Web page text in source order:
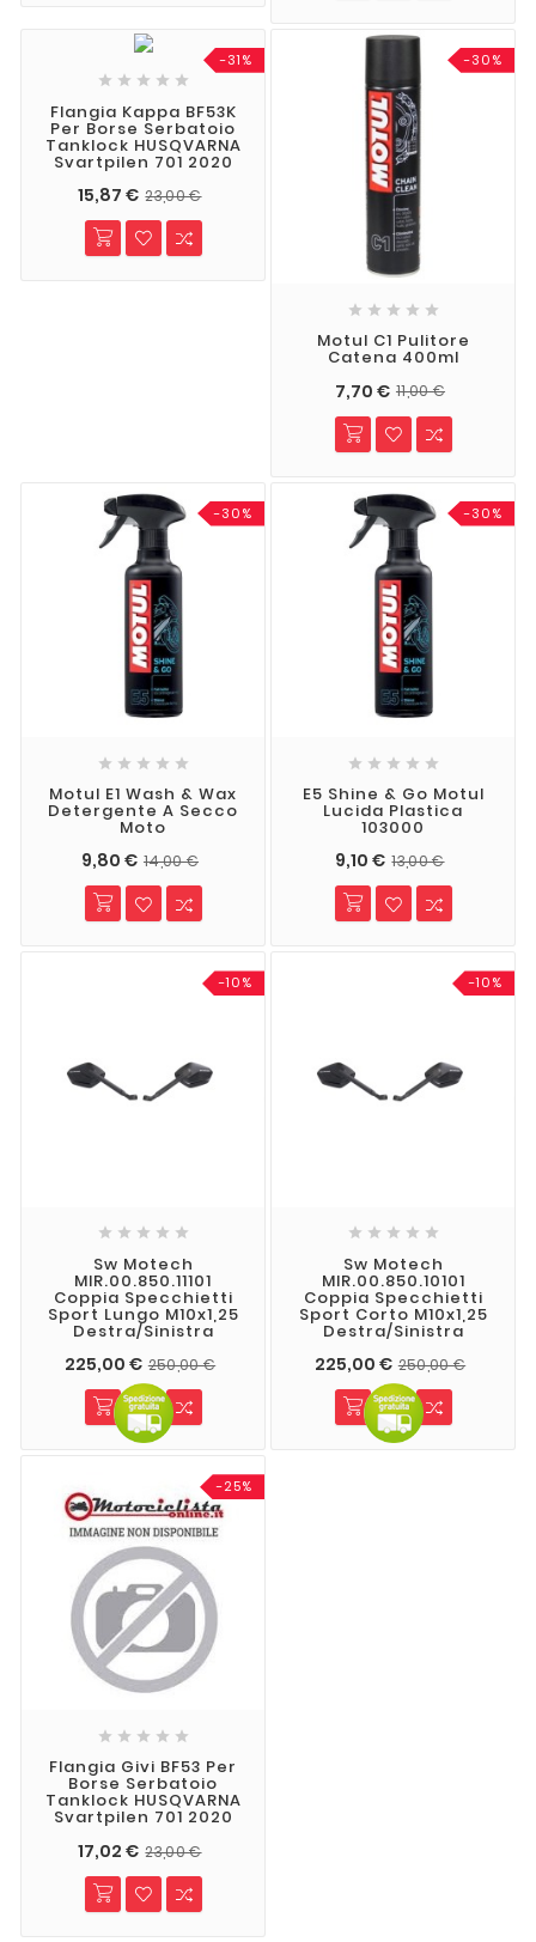
-31%
    
Flangia Kappa BF53K
Per Borse Serbatoio
Tanklock HUSQVARNA
Svartpilen 701 2020
15,87 € 23,00 €
-30%
    
Motul C1 Pulitore
Catena 400ml
7,70 € 11,00 €
-30%
    
Motul E1 Wash & Wax
Detergente A Secco
Moto
9,80 € 14,00 €
-30%
    
E5 Shine & Go Motul
Lucida Plastica
103000
9,10 € 13,00 €
-10%
    
Sw Motech
MIR.00.850.11101
Coppia Specchietti
Sport Lungo M10x1,25
Destra/sinistra
225,00 € 250,00 €
-10%
    
Sw Motech
MIR.00.850.10101
Coppia Specchietti
Sport Corto M10x1,25
Destra/sinistra
225,00 € 250,00 €
-25%
    
Flangia Givi BF53 Per
Borse Serbatoio
Tanklock HUSQVARNA
Svartpilen 701 2020
17,02 € 23,00 €